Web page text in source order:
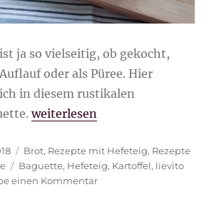
ja so vielseitig, ob gekocht,
oder als Püree. Hier
in diesem rustikalen
„rustikales Kartoffelbaguette“
weiterlesen
Kategorien
Brot, Rezepte mit Hefeteig, Rezepte
Schlagwörter
Baguette, Hefeteig, Kartoffel, lievito
einen Kommentarzu